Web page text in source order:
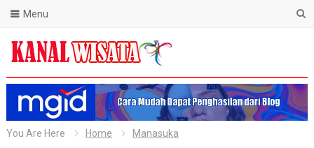
Blog Kanal Wisata
Menu
You Are Here Home Manasuka